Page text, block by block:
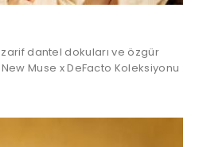
zarif dantel dokuları ve özgür
Muse x DeFacto Koleksiyonu